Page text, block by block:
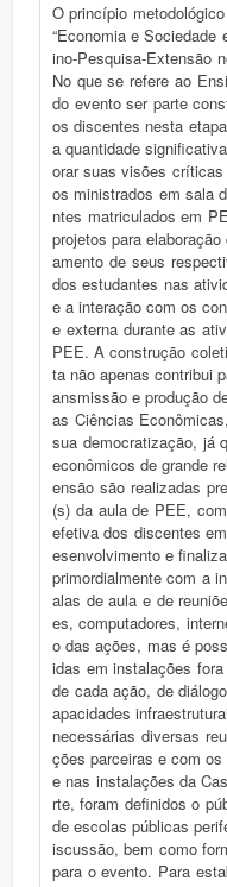
O princípio
“Economia e Sociedade
ino-Pesquisa-Extensão
No que se refere ao
do evento ser parte
os discentes nesta
a quantidade
orar suas visões
os ministrados em sala
ntes matriculados em
projetos para
amento de seus
dos estudantes nas
e a interação com os
e externa durante as
PEE. A construção
ta não apenas contribui
ansmissão e produção
as Ciências
sua democratização, já
econômicos de grande
ensão são realizadas
(s) da aula de PEE,
efetiva dos discentes
esenvolvimento e
primordialmente com a
alas de aula e de
es, computadores,
o das ações, mas é
idas em instalações
de cada ação, de
apacidades
necessárias diversas
ções parceiras e com
e nas instalações da
rte, foram definidos o
de escolas públicas
iscussão, bem como
para o evento. Para